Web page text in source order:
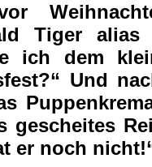
Tiger alias
ich dem
Und
gescheites
er noch